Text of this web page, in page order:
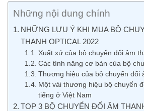
Những nội dung chính
NHỮNG LƯU Ý KHI MUA BỘ
THANH OPTICAL 2022
Xuất xứ của bộ chuyển đổi âm
Các tính năng cơ bản của bộ
Thương hiệu của bộ chuyển đổi
Một vài thương hiệu bộ chuyển
tiếng ở Việt Nam
TOP 3 BỘ CHUYỂN ĐỔI ÂM